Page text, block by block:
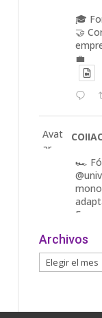
🎓
🤝
💼
Avat
ar
🏎️
En la
este
María
Archivos